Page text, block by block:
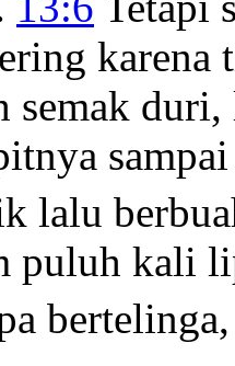
karena
semak
lalu
puluh kali